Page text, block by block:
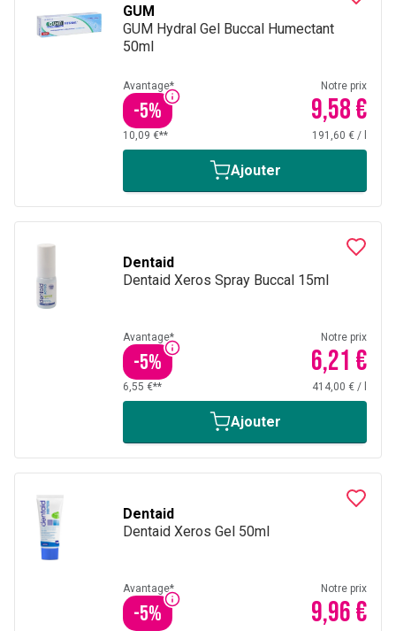
GUM
GUM Hydral Gel Buccal Humectant
50ml
Avantage*
-5%
Notre prix
9,58 €
10,09 €** 191,60 € /
Ajouter
Dentaid
Dentaid Xeros Spray Buccal 15ml
Avantage*
-5%
Notre prix
6,21 €
6,55 €** 414,00 € /
Ajouter
Dentaid
Dentaid Xeros Gel 50ml
Avantage*
-5%
Notre prix
9,96 €